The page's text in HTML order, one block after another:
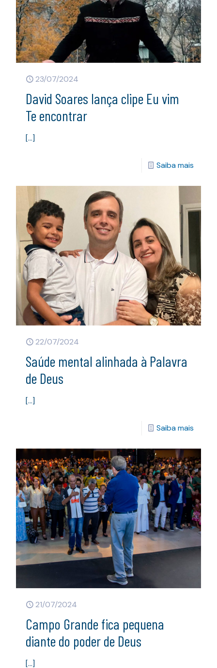
23/07/2024
David Soares lança clipe Eu vim
Te encontrar
[…]
Saiba mais
22/07/2024
Saúde mental alinhada à Palavra
de Deus
[…]
Saiba mais
21/07/2024
Campo Grande fica pequena
diante do poder de Deus
[…]